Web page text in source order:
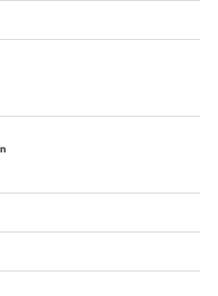
um glaubwürdig zu
Alliierten im Zweiten
allen Beteiligten, dass
nicht mehr war als
da entscheidet
Bruno Skulte, zu
Newsletter